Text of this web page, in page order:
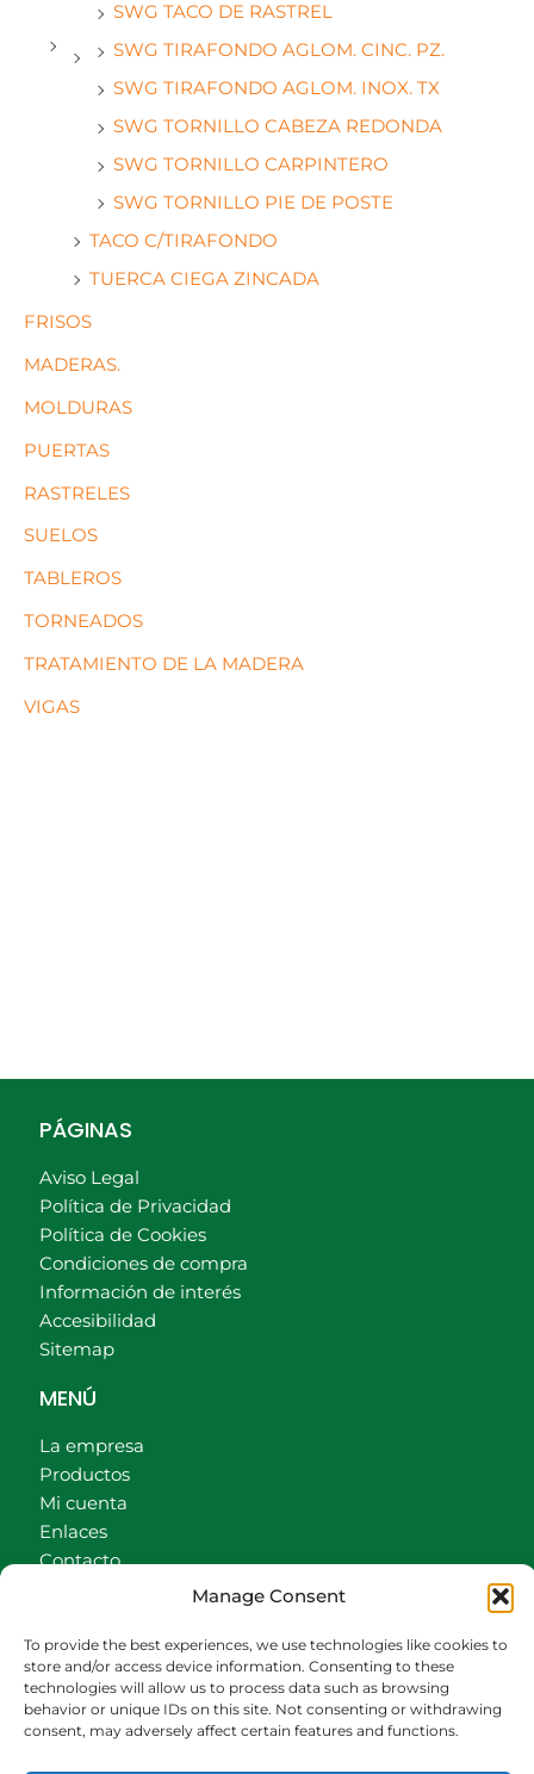
Manage Consent
To provide the best experiences, we use technologies like cookies to
store and/or access device information. Consenting to these
technologies will allow us to process data such as browsing
behavior or unique IDs on this site. Not consenting or withdrawing
consent, may adversely affect certain features and functions.
SWG TACO DE RASTREL
SWG TIRAFONDO AGLOM. CINC. PZ.
SWG TIRAFONDO AGLOM. INOX. TX
SWG TORNILLO CABEZA REDONDA
SWG TORNILLO CARPINTERO
SWG TORNILLO PIE DE POSTE
TACO C/TIRAFONDO
TUERCA CIEGA ZINCADA
FRISOS
MADERAS.
MOLDURAS
PUERTAS
RASTRELES
SUELOS
TABLEROS
TORNEADOS
TRATAMIENTO DE LA MADERA
VIGAS
PÁGINAS
Aviso Legal
Política de Privacidad
Política de Cookies
Condiciones de compra
Información de interés
Accesibilidad
Sitemap
MENÚ
La empresa
Productos
Mi cuenta
Enlaces
Contacto
CONTACTO
942540013
696426646